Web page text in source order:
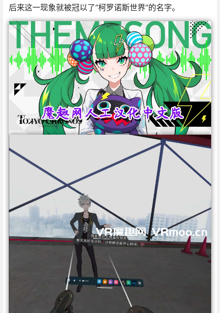
后来这一现象就被冠以了“柯罗诺斯世界”的名字。